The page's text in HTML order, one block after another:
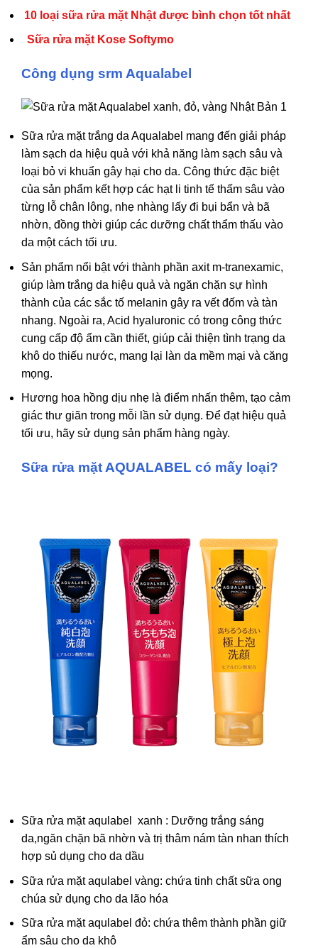
10 loại sữa rửa mặt Nhật được bình chọn tốt nhất
Sữa rửa mặt Kose Softymo
Công dụng srm Aqualabel
Sữa rửa mặt trắng da Aqualabel mang đến giải pháp
làm sạch da hiệu quả với khả năng làm sạch sâu và
loại bỏ vi khuẩn gây hại cho da. Công thức đặc biệt
của sản phẩm kết hợp các hạt li tinh tế thấm sâu vào
từng lỗ chân lông, nhẹ nhàng lấy đi bụi bẩn và bã
nhờn, đồng thời giúp các dưỡng chất thẩm thấu vào
da một cách tối ưu.
Sản phẩm nổi bật với thành phần axit m-tranexamic,
giúp làm trắng da hiệu quả và ngăn chặn sự hình
thành của các sắc tố melanin gây ra vết đốm và tàn
nhang. Ngoài ra, Acid hyaluronic có trong công thức
cung cấp độ ẩm cần thiết, giúp cải thiện tình trạng da
khô do thiếu nước, mang lại làn da mềm mại và căng
mọng.
Hương hoa hồng dịu nhẹ là điểm nhấn thêm, tạo cảm
giác thư giãn trong mỗi lần sử dụng. Để đạt hiệu quả
tối ưu, hãy sử dụng sản phẩm hàng ngày.
Sữa rửa mặt AQUALABEL có mấy loại?
Sữa rửa mặt aqulabel xanh : Dưỡng trắng sáng
da,ngăn chặn bã nhờn và trị thâm nám tàn nhan thích
hợp sủ dụng cho da dầu
Sữa rửa mặt aqulabel vàng: chứa tinh chất sữa ong
chúa sử dụng cho da lão hóa
Sữa rửa mặt aqulabel đỏ: chứa thêm thành phần giữ
ẩm sâu cho da khô